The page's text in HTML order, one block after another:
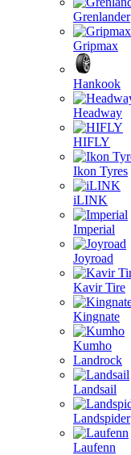
Grenlander
Gripmax
Hankook
Headway
HIFLY
Ikon Tyres
iLINK
Imperial
Joyroad
Kavir Tire
Kingnate
Kumho
Landrock
Landsail
Landspider
Laufenn